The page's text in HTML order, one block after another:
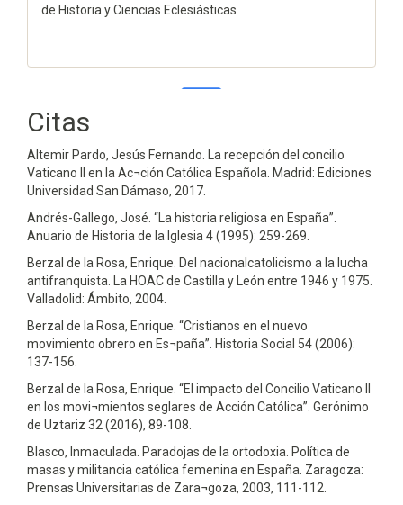
de Historia y Ciencias Eclesiásticas
Citas
Altemir Pardo, Jesús Fernando. La recepción del concilio
Vaticano II en la Ac¬ción Católica Española. Madrid: Ediciones
Universidad San Dámaso, 2017.
Andrés-Gallego, José. “La historia religiosa en España”.
Anuario de Historia de la Iglesia 4 (1995): 259-269.
Berzal de la Rosa, Enrique. Del nacionalcatolicismo a la lucha
antifranquista. La HOAC de Castilla y León entre 1946 y 1975.
Valladolid: Ámbito, 2004.
Berzal de la Rosa, Enrique. “Cristianos en el nuevo
movimiento obrero en Es¬paña”. Historia Social 54 (2006):
137-156.
Berzal de la Rosa, Enrique. “El impacto del Concilio Vaticano II
en los movi¬mientos seglares de Acción Católica”. Gerónimo
de Uztariz 32 (2016), 89-108.
Blasco, Inmaculada. Paradojas de la ortodoxia. Política de
masas y militancia católica femenina en España. Zaragoza:
Prensas Universitarias de Zara¬goza, 2003, 111-112.